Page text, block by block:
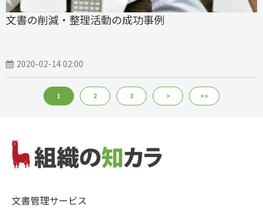
文書の削減・整理活動の成功事例
2020-02-14 02:00
1 2 3 > >>
文書管理サービス